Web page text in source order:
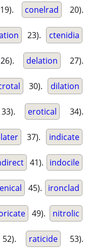
conelrad 20).
23). ctenidia
delation 27).
30). dilation
erotical 34).
37). indicate
41). indocile
45). ironclad
49). nitrolic
52). raticide 53).